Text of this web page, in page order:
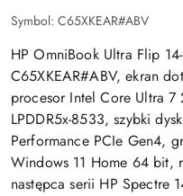
Symbol: C65XKEAR#ABV
HP OmniBook Ultra Flip
C65XKEAR#ABV, ekran
procesor Intel Core Ultra
LPDDR5x-8533, szybki
Performance PCIe Gen4,
Windows 11 Home 64 bit,
następca serii HP Spectre